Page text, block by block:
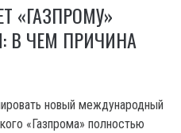
«ГАЗПРОМУ»
В ЧЕМ ПРИЧИНА
новый международный
«Газпрома» полностью